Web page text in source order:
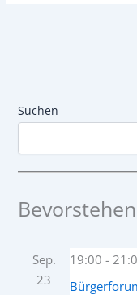
Suchen
Sep.
23
19:00 -